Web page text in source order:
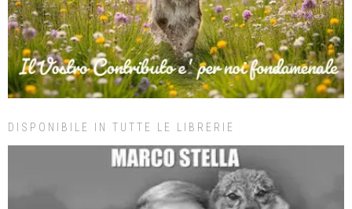
DISPONIBILE IN TUTTE LE LIBRERIE